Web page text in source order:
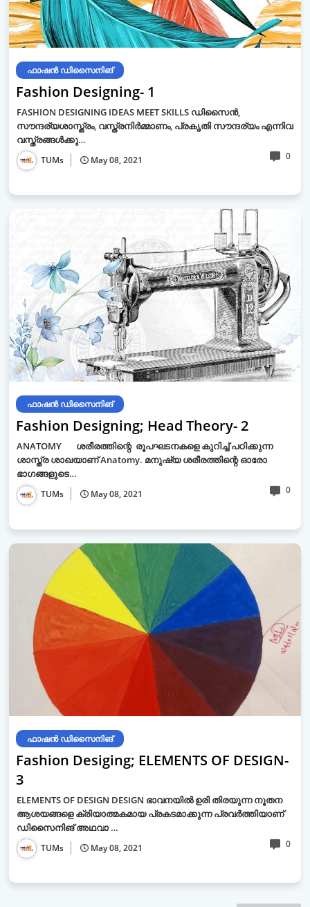
ഫാഷന്‍ ഡിസൈനിങ്‌
Fashion Designing- 1
FASHION DESIGNING IDEAS MEET SKILLS ഡിസൈൻ,
സൗന്ദര്യശാസ്ത്രം, വസ്ത്രനിർമ്മാണം, പ്രകൃതി സൗന്ദര്യം എന്നിവ
വസ്ത്രങ്ങൾക്കു…
TUMs May 08, 2021 0
ഫാഷന്‍ ഡിസൈനിങ്‌
Fashion Designing; Head Theory- 2
ANATOMY ശരീരത്തിന്റെ രൂപഘടനകളെ കുറിച്ച് പഠിക്കുന്ന
ശാസ്ത്ര ശാഖയാണ് Anatomy. മനുഷ്യ ശരീരത്തിന്റെ ഓരോ
ഭാഗങ്ങളുടെ…
TUMs May 08, 2021 0
ഫാഷന്‍ ഡിസൈനിങ്‌
Fashion Desiging; ELEMENTS OF DESIGN-
3
ELEMENTS OF DESIGN DESIGN ഭാവനയിൽ ഉരി തിരയുന്ന നൂതന
ആശയങ്ങളെ ക്രിയാത്മകമായ പ്രകടമാക്കുന്ന പ്രവർത്തിയാണ്
ഡിസൈനിങ് അഥവാ …
TUMs May 08, 2021 0